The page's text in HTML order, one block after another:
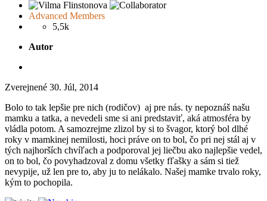
Advanced Members
5,5k
Autor
Zverejnené 30. Júl, 2014
Bolo to tak lepšie pre nich (rodičov) aj pre nás. ty nepoznáš našu
mamku a tatka, a nevedeli sme si ani predstaviť, aká atmosféra by
vládla potom. A samozrejme zlizol by si to švagor, ktorý bol dlhé
roky v mamkinej nemilosti, hoci práve on to bol, čo pri nej stál aj v
tých najhorších chvíľach a podporoval jej liečbu ako najlepšie vedel,
on to bol, čo povyhadzoval z domu všetky fľašky a sám si tiež
nevypije, už len pre to, aby ju to nelákalo. Našej mamke trvalo roky,
kým to pochopila.